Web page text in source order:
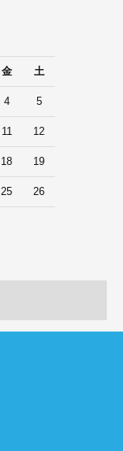
金 土
4 5
11 12
18 19
25 26